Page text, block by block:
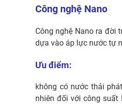
Công nghệ Nano
Công nghệ Nano ra đời
dựa vào áp lực nước tự
Ưu điểm:
không có nước thải
nhiên đối với công